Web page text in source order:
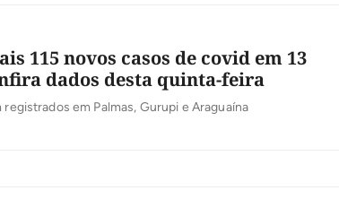
115 novos casos de covid em 13
dados desta quinta-feira
em Palmas, Gurupi e Araguaína